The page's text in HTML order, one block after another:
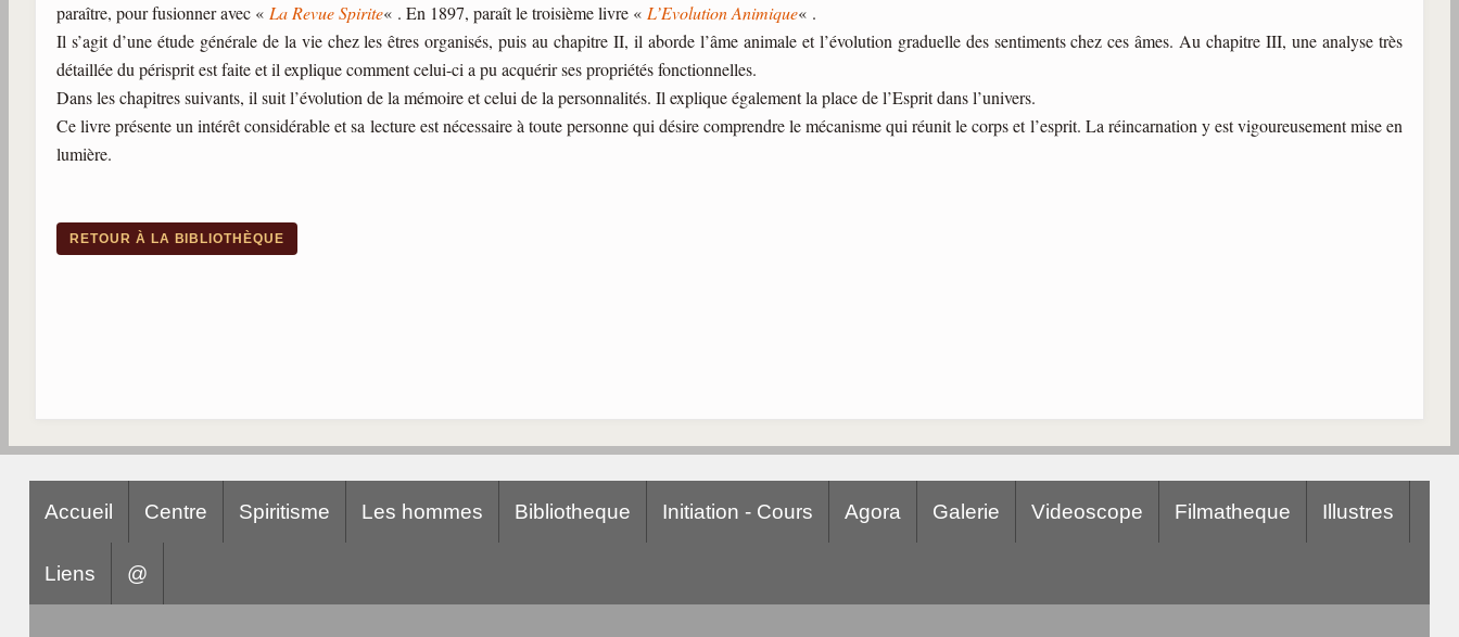
paraître, pour fusionner avec « La Revue Spirite« . En 1897, paraît le troisième livre « L’Evolution Animique« .
Il s’agit d’une étude générale de la vie chez les êtres organisés, puis au chapitre II, il aborde l’âme animale et l’évolution graduelle des sentiments chez ces âmes. Au chapitre III, une analyse très
détaillée du périsprit est faite et il explique comment celui-ci a pu acquérir ses propriétés fonctionnelles.
Dans les chapitres suivants, il suit l’évolution de la mémoire et celui de la personnalités. Il explique également la place de l’Esprit dans l’univers.
Ce livre présente un intérêt considérable et sa lecture est nécessaire à toute personne qui désire comprendre le mécanisme qui réunit le corps et l’esprit. La réincarnation y est vigoureusement mise en
lumière.
RETOUR À LA BIBLIOTHÈQUE
Accueil Centre Spiritisme Les hommes Bibliotheque Initiation - Cours Agora Galerie Videoscope Filmatheque Illustres
Liens @